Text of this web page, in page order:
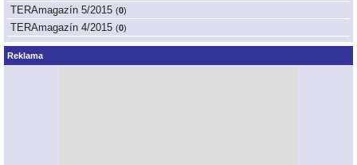
TERAmagazín 5/2015 (0)
TERAmagazín 4/2015 (0)
Reklama